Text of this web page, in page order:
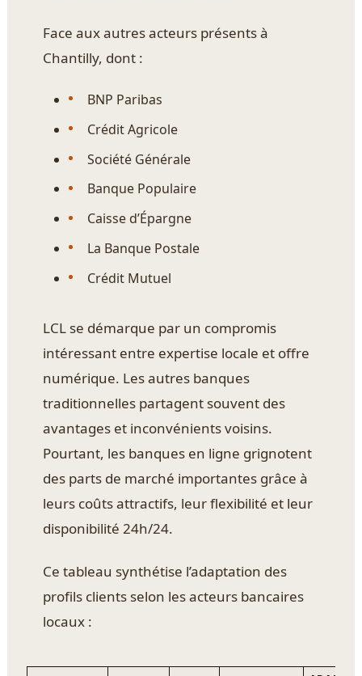
Face aux autres acteurs présents à
Chantilly, dont :
BNP Paribas
Crédit Agricole
Société Générale
Banque Populaire
Caisse d’Épargne
La Banque Postale
Crédit Mutuel
LCL se démarque par un compromis
intéressant entre expertise locale et offre
numérique. Les autres banques
traditionnelles partagent souvent des
avantages et inconvénients voisins.
Pourtant, les banques en ligne grignotent
des parts de marché importantes grâce à
leurs coûts attractifs, leur flexibilité et leur
disponibilité 24h/24.
Ce tableau synthétise l’adaptation des
profils clients selon les acteurs bancaires
locaux :